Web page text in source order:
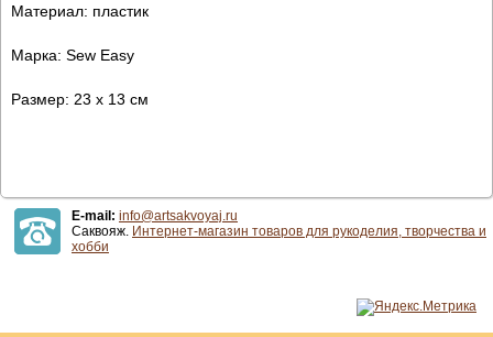
Материал: пластик
Марка: Sew Easy
Размер: 23 х 13 см
E-mail: info@artsakvoyaj.ru
Саквояж. Интернет-магазин товаров для рукоделия, творчества и
хобби